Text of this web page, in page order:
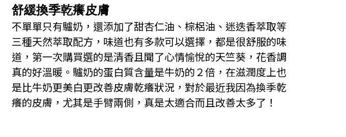
舒緩換季乾癢皮膚
不單單只有驢奶，還添加了甜杏仁油、棕梠油、迷迭香萃取等
三種天然萃取配方，味道也有多款可以選擇，都是很舒服的味
道，第一次購買選的是清香且聞了心情愉悅的天竺葵，花香調
真的好溫暖。驢奶的蛋白質含量是牛奶的２倍，在滋潤度上也
是比牛奶更美白更改善皮膚乾癢狀況，對於最近我因為換季乾
癢的皮膚，尤其是手臂兩側，真是太適合而且改善太多了！